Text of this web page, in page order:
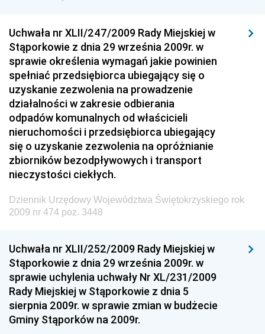
Dziennik Urzędowy Ministra Rozwoju i Finansów
Dziennik Urzędowy Wyższego Urzędu Górniczego
Dziennik Urzędowy Prezesa Urzędu Transportu
Kolejowego
Dziennik Urzędowy Ministra Przedsiębiorczości i
Technologii
Dziennik Urzędowy Ministra Inwestycji i Rozwoju
Dziennik Urzędowy Naczelnego Dyrektora Archiwów
Państwowych
Dziennik Urzędowy Ministra Finansów, Inwestycji i
Rozwoju
Dziennik Urzędowy Ministra Sportu
Dziennik Urzędowy Ministra Funduszy i Polityki
Regionalnej
Dziennik Urzędowy Ministra Aktywów Państwowych
Dziennik Urzędowy Ministra Zdrowia
Uchwała nr XLII/247/2009 Rady Miejskiej w
Stąporkowie z dnia 29 września 2009r. w
sprawie określenia wymagań jakie powinien
spełniać przedsiębiorca ubiegający się o
uzyskanie zezwolenia na prowadzenie
działalności w zakresie odbierania
odpadów komunalnych od właścicieli
nieruchomości i przedsiębiorca ubiegający
się o uzyskanie zezwolenia na opróżnianie
zbiorników bezodpływowych i transport
nieczystości ciekłych.
Dziennik Urzędowy Województwa Świętokrzyskiego rok
2009 nr 474 poz. 3448
Uchwała nr XLII/252/2009 Rady Miejskiej w
Stąporkowie z dnia 29 września 2009r. w
sprawie uchylenia uchwały Nr XL/231/2009
Rady Miejskiej w Stąporkowie z dnia 5
sierpnia 2009r. w sprawie zmian w budżecie
Gminy Stąporków na 2009r.